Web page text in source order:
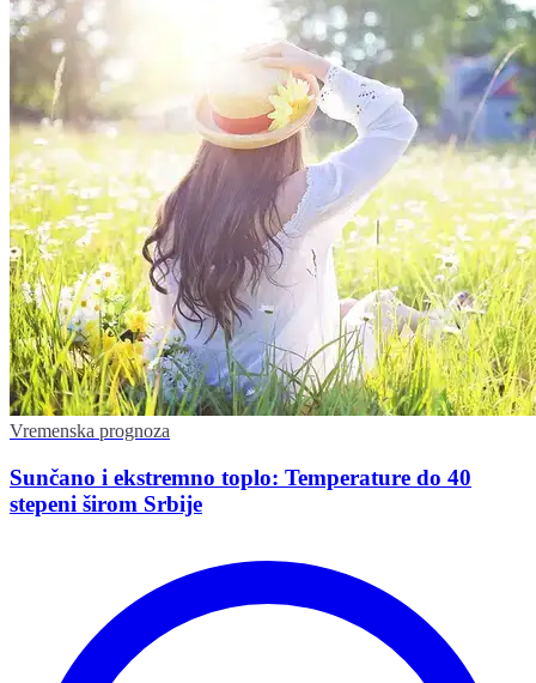
Vremenska prognoza
Sunčano i ekstremno toplo: Temperature do 40
stepeni širom Srbije